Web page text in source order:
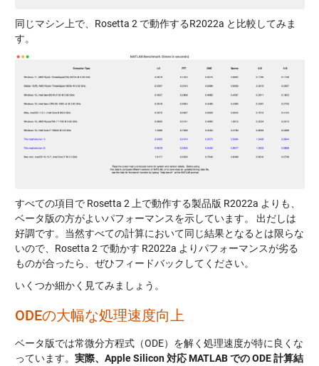
同じマシン上で、Rosetta 2 で動作するR2022a と比較してみま
す。
すべての項目で Rosetta 2 上で動作する製品版 R2022a よりも、
ベータ版の方がよいパフォーマンスを示しています。 出だしは
好調です。当然すべての計算において同じ結果となるとは限らな
いので、Rosetta 2 で動かす R2022a よりパフォーマンスが劣る
ものが合ったら、ぜひフィードバックしてください。
いくつか細かく見てみましょう。
ODEの大幅な処理速度向上
ベータ版では常微分方程式（ODE）を解く処理速度が特に良くな
っています。 実際、Apple Silicon 対応 MATLAB での ODE 計算結